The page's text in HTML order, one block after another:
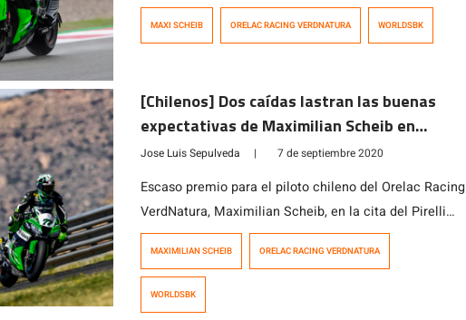
español Orelac Racing VerdNatura, sufrió una caída en
en primera […]
MAXI SCHEIB ORELAC RACING VERDNATURA WORLDSBK
[Chilenos] Dos caídas lastran las buenas
expectativas de Maximilian Scheib en
España
Jose Luis Sepulveda | 7 de septiembre 2020
Escaso premio para el piloto chileno del Orelac Racing
VerdNatura, Maximilian Scheib, en la cita del Pirelli
Teruel Round, dentro del Campeonato del Mundo de
algunos de los mejores. El piloto chileno no pudo
MAXIMILIAN SCHEIB ORELAC RACING VERDNATURA
WORLDSBK